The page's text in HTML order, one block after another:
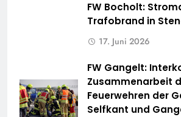
FW Bocholt:
Trafobrand in
17. Juni 2026
FW Gangelt:
Zusammenarbeit
Feuerwehren der
Selfkant und